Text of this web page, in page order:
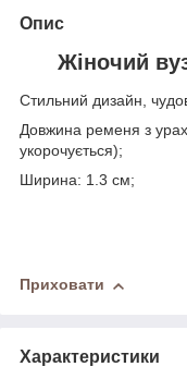
Опис
Жіночий
Стильний дизайн,
Довжина ременя з
укорочується);
Ширина: 1.3 см;
Приховати
Характеристики